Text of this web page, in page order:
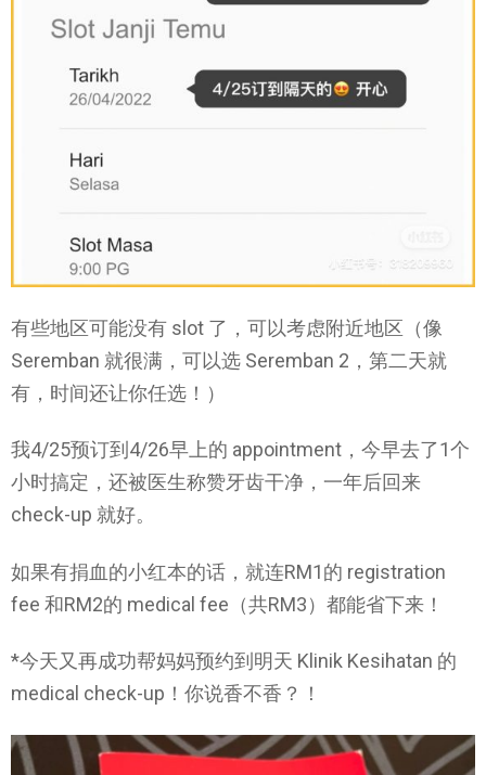
有些地区可能没有 slot 了，可以考虑附近地区（像
Seremban 就很满，可以选 Seremban 2，第二天就
有，时间还让你任选！）
我4/25预订到4/26早上的 appointment，今早去了1个
小时搞定，还被医生称赞牙齿干净，一年后回来
check-up 就好。
如果有捐血的小红本的话，就连RM1的 registration
fee 和RM2的 medical fee（共RM3）都能省下来！
*今天又再成功帮妈妈预约到明天 Klinik Kesihatan 的
medical check-up！你说香不香？！